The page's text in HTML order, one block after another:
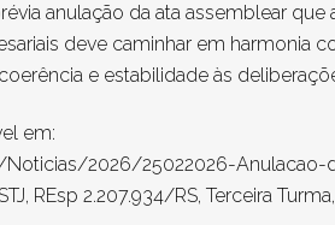
anulação da ata assemblear
deve caminhar em harmonia
e estabilidade às
em:
2026/25022026-Anulacao-
REsp 2.207.934/RS, Terceira